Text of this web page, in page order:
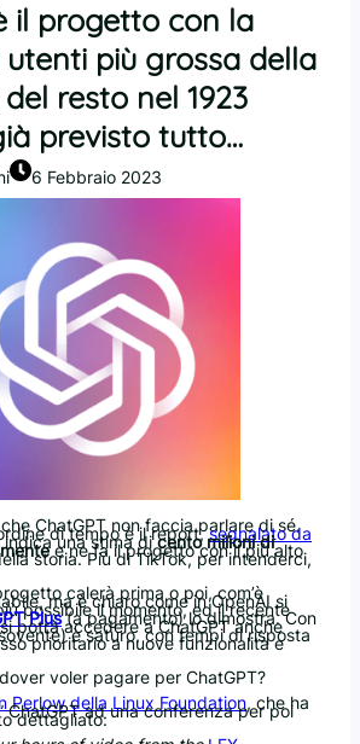
il progetto con la
più grossa della
resto nel 1923
previsto tutto…
6 Febbraio 2023
ChatGPT non faccia parlare di sé.
di tempo è il report,segnalato da
indica una stima dicento milioni di
e ne fa il progetto con il più alto
storia. Più di TikTok, per intenderci,
calerà prima o poi, com’è
ma è chiaro come in OpenAI si
possibile il momento, ed il recente
Plus(a pagamento) lo dimostra. Con
potrà accedere a ChatGPT anche
è saturo, con tempi di risposta
prioritario a nuove funzionalità e
voler pagare per ChatGPT?
Perlow della Linux Foundation, che ha
ChatGPT ad una conferenza per poi
dettagliato: